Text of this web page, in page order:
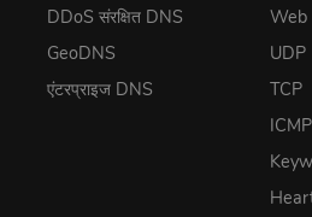
DDoS संरक्षित DNS
GeoDNS
एंटरप्राइज DNS
Web
UDP
TCP